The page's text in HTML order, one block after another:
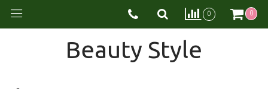
0 0
Beauty Style